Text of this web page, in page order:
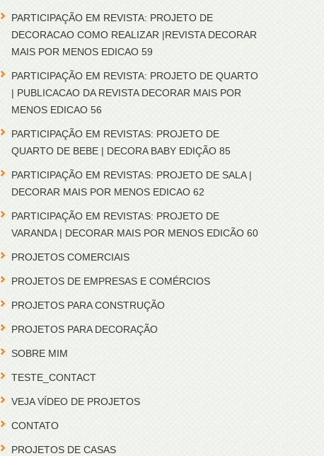
PARTICIPAÇÃO EM REVISTA: PROJETO DE
DECORACAO COMO REALIZAR |REVISTA DECORAR
MAIS POR MENOS EDICAO 59
PARTICIPAÇÃO EM REVISTA: PROJETO DE QUARTO
| PUBLICACAO DA REVISTA DECORAR MAIS POR
MENOS EDICAO 56
PARTICIPAÇÃO EM REVISTAS: PROJETO DE
QUARTO DE BEBE | DECORA BABY EDIÇÃO 85
PARTICIPAÇÃO EM REVISTAS: PROJETO DE SALA |
DECORAR MAIS POR MENOS EDICAO 62
PARTICIPAÇÃO EM REVISTAS: PROJETO DE
VARANDA | DECORAR MAIS POR MENOS EDICÃO 60
PROJETOS COMERCIAIS
PROJETOS DE EMPRESAS E COMÉRCIOS
PROJETOS PARA CONSTRUÇÃO
PROJETOS PARA DECORAÇÃO
SOBRE MIM
TESTE_CONTACT
VEJA VÍDEO DE PROJETOS
CONTATO
PROJETOS DE CASAS